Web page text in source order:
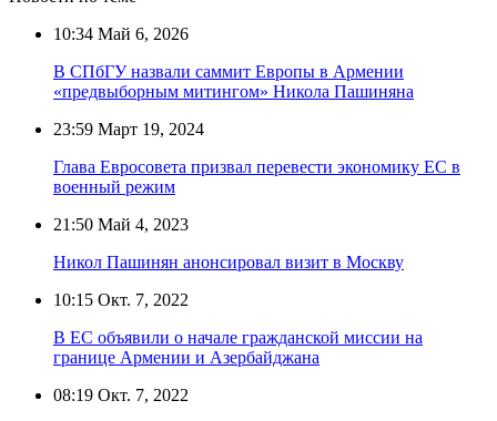
10:34 Май 6, 2026
В СПбГУ назвали саммит Европы в Армении
«предвыборным митингом» Никола Пашиняна
23:59 Март 19, 2024
Глава Евросовета призвал перевести экономику ЕС в
военный режим
21:50 Май 4, 2023
Никол Пашинян анонсировал визит в Москву
10:15 Окт. 7, 2022
В ЕС объявили о начале гражданской миссии на
границе Армении и Азербайджана
08:19 Окт. 7, 2022